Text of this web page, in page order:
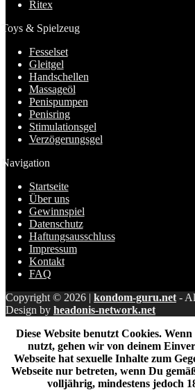
Ritex
Toys & Spielzeug
Fesselset
Gleitgel
Handschellen
Massageöl
Penispumpen
Penisring
Stimulationsgel
Verzögerungsgel
Navigation
Startseite
Über uns
Gewinnspiel
Datenschutz
Haftungsausschluss
Impressum
Kontakt
FAQ
Copyright © 2026 | kondom-guru.net -
Design by headonis-network.net
Diese Website benutzt Cookies.
nutzt, gehen wir von deinem
Webseite hat sexuelle Inhalte zum
Webseite nur betreten, wenn Du
volljährig, mindestens jedoch